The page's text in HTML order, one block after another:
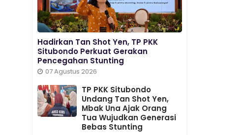
Hadirkan Tan Shot Yen, TP PKK
Situbondo Perkuat Gerakan
Pencegahan Stunting
07 Agustus 2026
TP PKK Situbondo
Undang Tan Shot Yen,
Mbak Una Ajak Orang
Tua Wujudkan Generasi
Bebas Stunting